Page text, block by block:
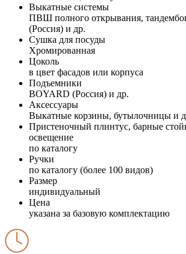
Выкатные системы
ПВШ полного открывания,
(Россия) и др.
Сушка для посуды
Хромированная
Цоколь
в цвет фасадов или корпуса
Подъемники
BOYARD (Россия) и др.
Аксессуары
Выкатные корзины, бутылочницы и
Пристеночный плинтус, барные
освещение
по каталогу
Ручки
по каталогу (более 100 видов)
Размер
индивидуальный
Цена
указана за базовую комплектацию